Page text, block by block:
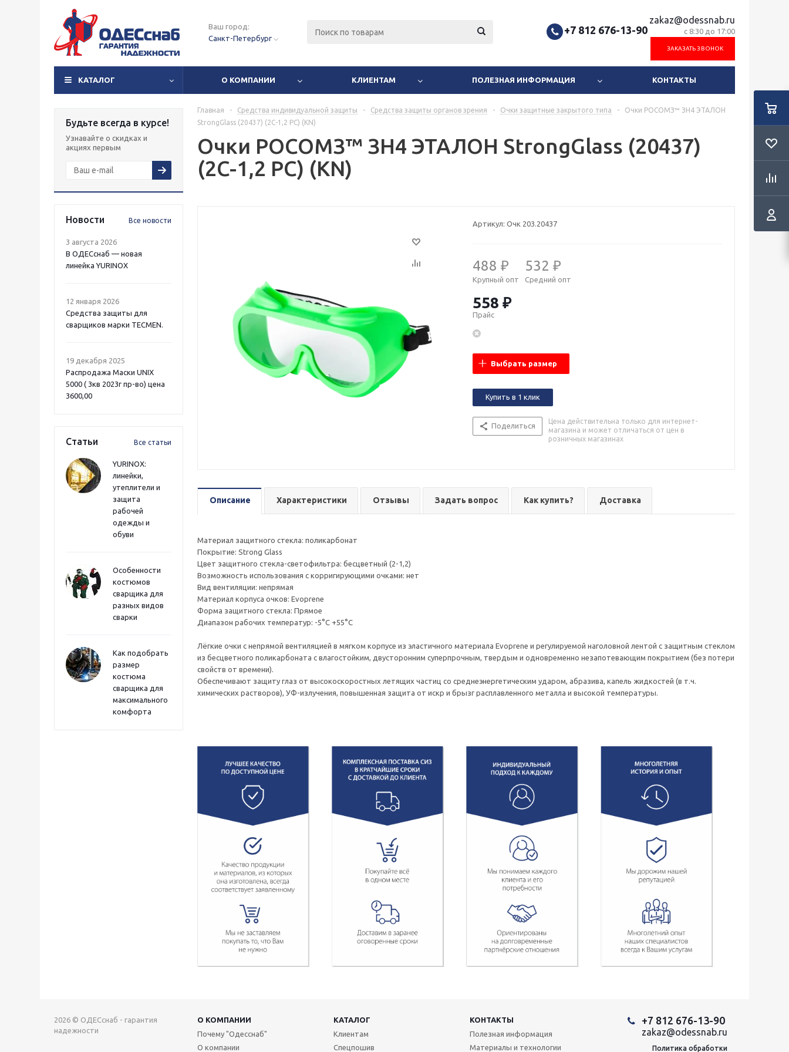
Ваш город:
Санкт-Петербург
+7 812 676-13-90
zakaz@odessnab.ru
с 8:30 до 17:00
ЗАКАЗАТЬ ЗВОНОК
КАТАЛОГ О КОМПАНИИ КЛИЕНТАМ ПОЛЕЗНАЯ ИНФОРМАЦИЯ КОНТАКТЫ
Будьте всегда в курсе!
Узнавайте о скидках и
акциях первым
Новости Все новости
3 августа 2026
В ОДЕСснаб — новая
линейка YURINOX
12 января 2026
Средства защиты для
сварщиков марки TECMEN.
19 декабря 2025
Распродажа Маски UNIX
5000 ( 3кв 2023г пр-во) цена
3600,00
Статьи Все статьи
YURINOX:
линейки,
утеплители и
защита
рабочей
одежды и
обуви
Особенности
костюмов
сварщика для
разных видов
сварки
Как подобрать
размер
костюма
сварщика для
максимального
комфорта
Главная - Средства индивидуальной защиты - Средства защиты органов зрения - Очки защитные закрытого типа -
Очки РОСОМЗ™ ЗН4 ЭТАЛОН
StrongGlass (20437) (2C-1,2 PC) (KN)
Очки РОСОМЗ™ ЗН4 ЭТАЛОН StrongGlass (20437)
(2C-1,2 PC) (KN)
Артикул: Очк 203.20437
488 ₽
Крупный опт
532 ₽
Средний опт
558 ₽
Прайс
Выбрать размер
Купить в 1 клик
Поделиться
Цена действительна только для интернет-
магазина и может отличаться от цен в
розничных магазинах
Описание Характеристики Отзывы Задать вопрос Как купить? Доставка
Материал защитного стекла: поликарбонат
Покрытие: Strong Glass
Цвет защитного стекла-светофильтра: бесцветный (2-1,2)
Возможность использования с корригирующими очками: нет
Вид вентиляции: непрямая
Материал корпуса очков: Evoprene
Форма защитного стекла: Прямое
Диапазон рабочих температур: -5°C +55°C
Лёгкие очки с непрямой вентиляцией в мягком корпусе из эластичного материала Evoprene и регулируемой наголовной лентой с защитным стеклом
из бесцветного поликарбоната с влагостойким, двусторонним суперпрочным, твердым и одновременно незапотевающим покрытием (без потери
свойств от времени).
Обеспечивают защиту глаз от высокоскоростных летящих частиц со среднеэнергетическим ударом, абразива, капель жидкостей (в т.ч.
химических растворов), УФ-излучения, повышенная защита от искр и брызг расплавленного металла и высокой температуры.
2026 © ОДЕСснаб - гарантия
надежности
О КОМПАНИИ КАТАЛОГ
КОНТАКТЫ
Почему "Одесснаб"
О компании
Клиентам
Спецпошив
Полезная информация
Материалы и технологии
+7 812 676-13-90
zakaz@odessnab.ru
Политика обработки